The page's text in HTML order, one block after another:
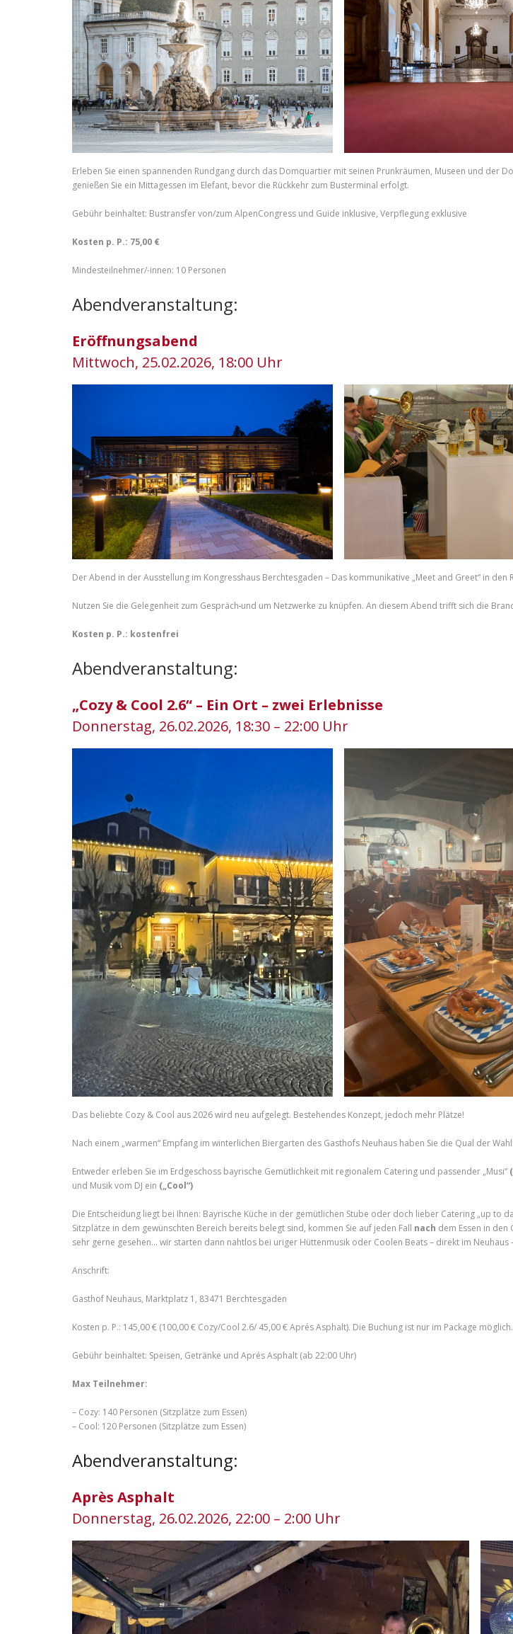
Erleben Sie einen spannenden Rundgang durch das Domquartier mit seinen Prunkräumen, Museen und der
genießen Sie ein Mittagessen im Elefant, bevor die Rückkehr zum Busterminal erfolgt.
Gebühr beinhaltet: Bustransfer von/zum AlpenCongress und Guide inklusive, Verpflegung exklusive
Kosten p. P.: 75,00 €
Mindesteilnehmer/-innen: 10 Personen
Abendveranstaltung:
Eröffnungsabend
Mittwoch, 25.02.2026, 18:00 Uhr
Der Abend in der Ausstellung im Kongresshaus Berchtesgaden – Das kommunikative „Meet and Greet“ in
Nutzen Sie die Gelegenheit zum Gespräch und um Netzwerke zu knüpfen. An diesem Abend trifft sich die
Kosten p. P.: kostenfrei
Abendveranstaltung:
„Cozy & Cool 2.6“ – Ein Ort – zwei Erlebnisse
Donnerstag, 26.02.2026, 18:30 – 22:00 Uhr
Das beliebte Cozy & Cool aus 2026 wird neu aufgelegt. Bestehendes Konzept, jedoch mehr Plätze!
Nach einem „warmen“ Empfang im winterlichen Biergarten des Gasthofs Neuhaus haben Sie die Qual der Wahl:
Entweder erleben Sie im Erdgeschoss bayrische Gemütlichkeit mit regionalem Catering und passender „Musi“
und Musik vom DJ ein („Cool“)
Die Entscheidung liegt bei Ihnen: Bayrische Küche in der gemütlichen Stube oder doch lieber Catering „up to
Sitzplätze in dem gewünschten Bereich bereits belegt sind, kommen Sie auf jeden Fall nach dem Essen in den
sehr gerne gesehen… wir starten dann nahtlos bei uriger Hüttenmusik oder Coolen Beats – direkt im
Anschrift:
Gasthof Neuhaus, Marktplatz 1, 83471 Berchtesgaden
Kosten p. P.: 145,00 € (100,00 € Cozy/Cool 2.6/ 45,00 € Aprés Asphalt). Die Buchung ist nur im Package möglich.
Gebühr beinhaltet: Speisen, Getränke und Aprés Asphalt (ab 22:00 Uhr)
Max Teilnehmer:
– Cozy: 140 Personen (Sitzplätze zum Essen)
– Cool: 120 Personen (Sitzplätze zum Essen)
Abendveranstaltung:
Après Asphalt
Donnerstag, 26.02.2026, 22:00 – 2:00 Uhr